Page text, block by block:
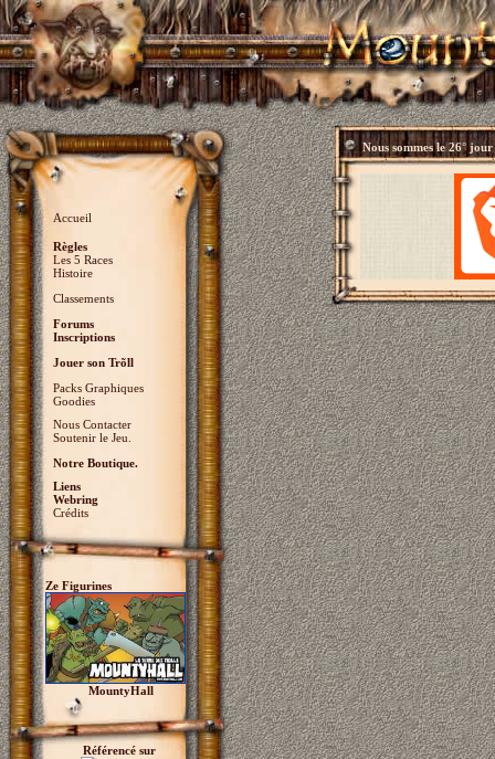
Accueil
Règles
Les 5 Races
Histoire
Classements
Forums
Inscriptions
Jouer son Trõll
Packs Graphiques
Goodies
Nous Contacter
Soutenir le Jeu.
Notre Boutique.
Liens
Webring
Crédits
Ze Figurines
MountyHall
Référencé sur
Nous sommes le26° jour